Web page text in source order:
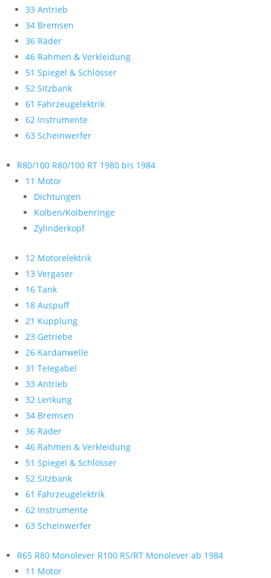
33 Antrieb
34 Bremsen
36 Räder
46 Rahmen & Verkleidung
51 Spiegel & Schlösser
52 Sitzbank
61 Fahrzeugelektrik
62 Instrumente
63 Scheinwerfer
R80/100 R80/100 RT 1980 bis 1984
11 Motor
Dichtungen
Kolben/Kolbenringe
Zylinderkopf
12 Motorelektrik
13 Vergaser
16 Tank
18 Auspuff
21 Kupplung
23 Getriebe
26 Kardanwelle
31 Telegabel
33 Antrieb
32 Lenkung
34 Bremsen
36 Räder
46 Rahmen & Verkleidung
51 Spiegel & Schlösser
52 Sitzbank
61 Fahrzeugelektrik
62 Instrumente
63 Scheinwerfer
R65 R80 Monolever R100 RS/RT Monolever ab 1984
11 Motor